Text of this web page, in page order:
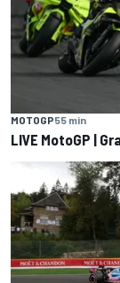
MOTOGP55 min
LIVE MotoGP |